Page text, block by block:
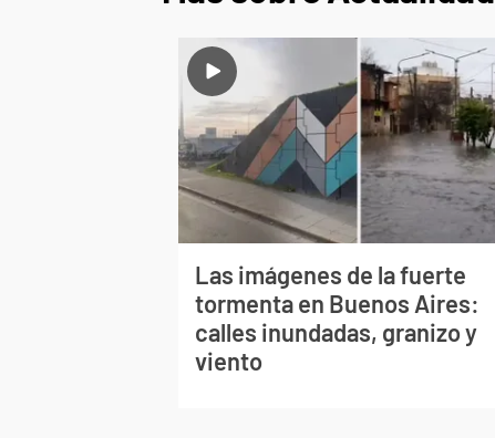
Las imágenes de la fuerte
tormenta en Buenos Aires:
calles inundadas, granizo y
viento